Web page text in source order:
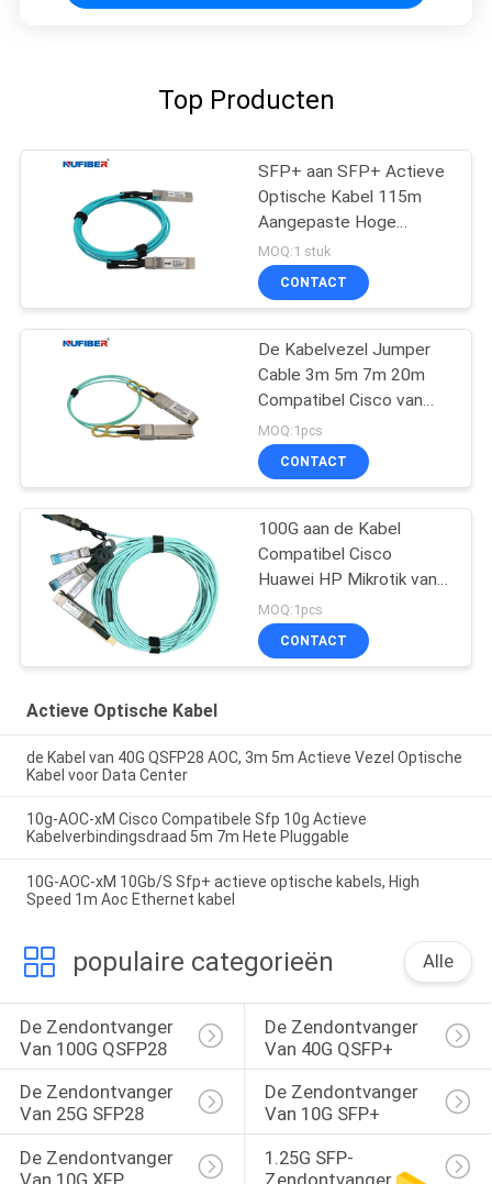
Top Producten
SFP+ aan SFP+ Actieve
Optische Kabel 115m
Aangepaste Hoge
snelheid 10Gb/S
MOQ:1 stuk
CONTACT
De Kabelvezel Jumper
Cable 3m 5m 7m 20m
Compatibel Cisco van
QSFP 40G AOC
MOQ:1pcs
CONTACT
100G aan de Kabel
Compatibel Cisco
Huawei HP Mikrotik van
4x25G SFP28 Aoc
MOQ:1pcs
CONTACT
Actieve Optische Kabel
de Kabel van 40G QSFP28 AOC, 3m 5m Actieve Vezel Optische
Kabel voor Data Center
10g-AOC-xM Cisco Compatibele Sfp 10g Actieve
Kabelverbindingsdraad 5m 7m Hete Pluggable
10G-AOC-xM 10Gb/S Sfp+ actieve optische kabels, High
Speed 1m Aoc Ethernet kabel
populaire categorieën Alle
De Zendontvanger
Van 100G QSFP28
De Zendontvanger
Van 40G QSFP+
De Zendontvanger
Van 25G SFP28
De Zendontvanger
Van 10G SFP+
De Zendontvanger
1.25G SFP-